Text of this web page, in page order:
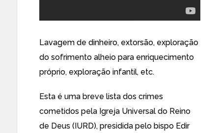
Lavagem de dinheiro, extorsão, exploração
do sofrimento alheio para enriquecimento
próprio, exploração infantil, etc.
Esta é uma breve lista dos crimes
cometidos pela Igreja Universal do Reino
de Deus (IURD), presidida pelo bispo Edir